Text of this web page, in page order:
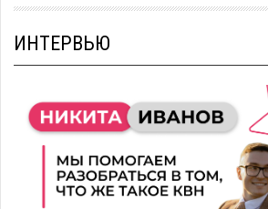
ИНТЕРВЬЮ